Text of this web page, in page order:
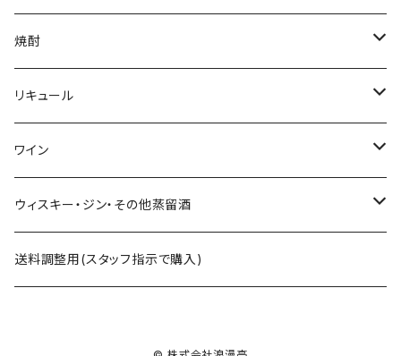
天然炭酸水
シェフヒロ×市野屋
浪漫亭企画商品
八戸酒造 陸奥八仙
六花酒造 杜來
米鶴酒造 米鶴
焼酎
ｻｸﾗｵﾌﾞﾙﾜﾘｰ ダルマ焼酎
尾鈴山蒸留所 山ねこ 山猿 山翡翠 など
西酒造 宝山シリーズ 一粒の麦 など
黒木本店 中々 㐂六 など
リキュール
ｻｸﾗｵﾌﾞﾙﾜﾘ- 紫蘇ダルマ
九重雑賀 雑賀梅酒
城陽酒造 青谷の梅
ワイン
勝沼醸造 アルガブランカシリーズ アルガーノシリーズ
オーパスワン
ウィスキー・ジン・その他蒸留酒
ｻｸﾗｵﾌﾞﾙﾜﾘｰｱﾝﾄﾞﾃﾞｨｽﾃｨﾗﾘｰ 桜尾など
送料調整用(スタッフ指示で購入)